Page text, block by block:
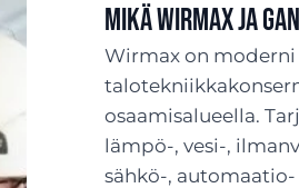
Mikä Wirmax ja
Wirmax on moderni
osaamisalueella.
lämpö-, vesi-,
sähkö-, automaatio-